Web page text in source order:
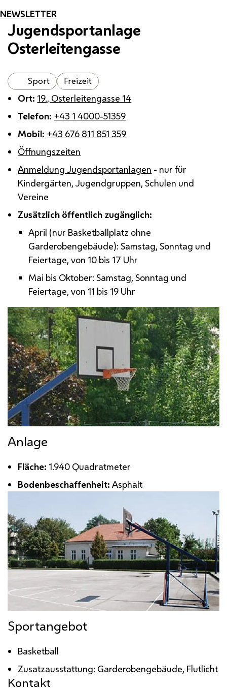
NEWSLETTER
Jugendsportanlage
Osterleitengasse
Sport Freizeit
Ort: 19., Osterleitengasse 14
Telefon: +43 1 4000-51359
Mobil: +43 676 811 851 359
Öffnungszeiten
Anmeldung Jugendsportanlagen - nur für
Kindergärten, Jugendgruppen, Schulen und
Vereine
Zusätzlich öffentlich zugänglich:
April (nur Basketballplatz ohne
Garderobengebäude): Samstag, Sonntag und
Feiertage, von 10 bis 17 Uhr
Mai bis Oktober: Samstag, Sonntag und
Feiertage, von 11 bis 19 Uhr
Anlage
Fläche: 1.940 Quadratmeter
Bodenbeschaffenheit: Asphalt
Sportangebot
Basketball
Zusatzausstattung: Garderobengebäude, Flutlicht
Kontakt